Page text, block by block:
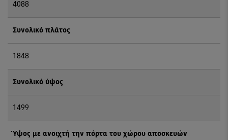
4088
Συνολικό πλάτος
1848
Συνολικό ύψος
1499
Ύψος με ανοιχτή την πόρτα του χώρου αποσκευών